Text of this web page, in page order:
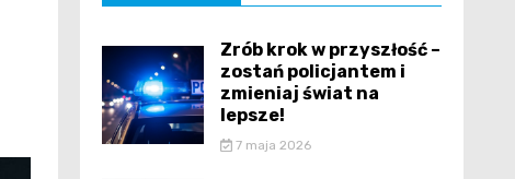
Zrób krok w przyszłość –
zostań policjantem i
zmieniaj świat na
lepsze!
7 maja 2026